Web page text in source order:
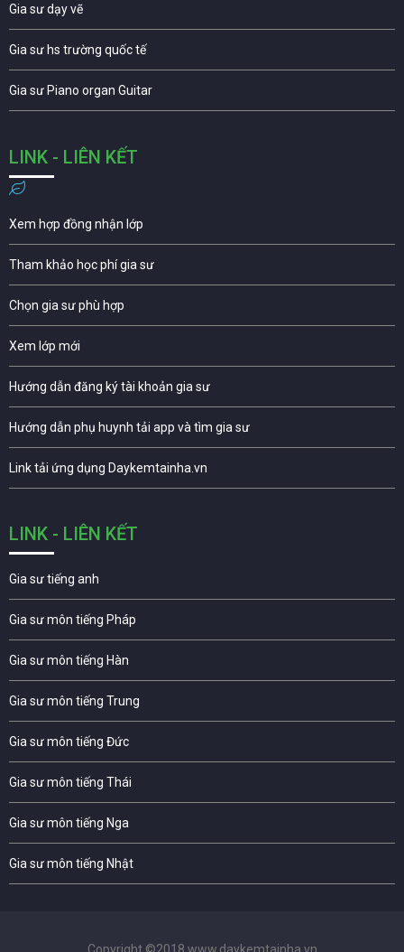
Gia sư dạy vẽ
Gia sư hs trường quốc tế
Gia sư Piano organ Guitar
LINK - LIÊN KẾT
Xem hợp đồng nhận lớp
Tham khảo học phí gia sư
Chọn gia sư phù hợp
Xem lớp mới
Hướng dẫn đăng ký tài khoản gia sư
Hướng dẫn phụ huynh tải app và tìm gia sư
Link tải ứng dụng Daykemtainha.vn
LINK - LIÊN KẾT
Gia sư tiếng anh
Gia sư môn tiếng Pháp
Gia sư môn tiếng Hàn
Gia sư môn tiếng Trung
Gia sư môn tiếng Đức
Gia sư môn tiếng Thái
Gia sư môn tiếng Nga
Gia sư môn tiếng Nhật
Copyright ©2018 www.daykemtainha.vn